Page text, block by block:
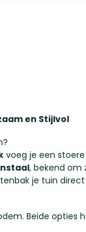
en Stijlvol
voeg je een
, bekend om
je tuin
Beide opties